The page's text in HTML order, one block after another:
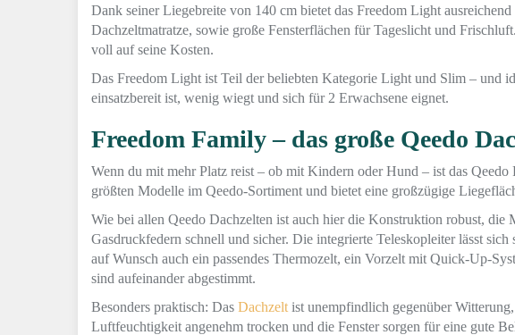
Dank seiner Liegebreite von 140 cm bietet das Freedom Light
Dachzeltmatratze, sowie große Fensterflächen für Tageslicht und
voll auf seine Kosten.
Das Freedom Light ist Teil der beliebten Kategorie Light und Slim – und
einsatzbereit ist, wenig wiegt und sich für 2 Erwachsene eignet.
Freedom Family – das große Qeedo
Wenn du mit mehr Platz reist – ob mit Kindern oder Hund – ist das
größten Modelle im Qeedo-Sortiment und bietet eine großzügige
Wie bei allen Qeedo Dachzelten ist auch hier die Konstruktion robust,
Gasdruckfedern schnell und sicher. Die integrierte Teleskopleiter lässt
auf Wunsch auch ein passendes Thermozelt, ein Vorzelt mit Quick-Up-
sind aufeinander abgestimmt.
Besonders praktisch: Das Dachzelt ist unempfindlich gegenüber
Luftfeuchtigkeit angenehm trocken und die Fenster sorgen für eine gute